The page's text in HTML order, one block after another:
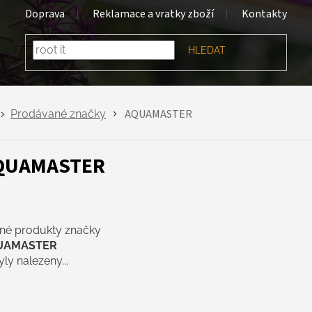
Doprava Reklamace a vratky zboží Kontakty
HLEDAT
Prodávané značky AQUAMASTER
produkty značky
nalezeny...